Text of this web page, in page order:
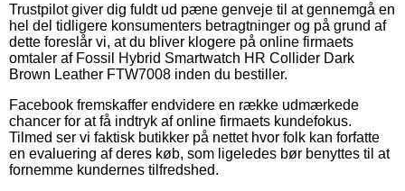
Trustpilot giver dig fuldt ud pæne genveje til at gennemgå en
hel del tidligere konsumenters betragtninger og på grund af
dette foreslår vi, at du bliver klogere på online firmaets
omtaler af Fossil Hybrid Smartwatch HR Collider Dark
Brown Leather FTW7008 inden du bestiller.
Facebook fremskaffer endvidere en række udmærkede
chancer for at få indtryk af online firmaets kundefokus.
Tilmed ser vi faktisk butikker på nettet hvor folk kan forfatte
en evaluering af deres køb, som ligeledes bør benyttes til at
fornemme kundernes tilfredshed.